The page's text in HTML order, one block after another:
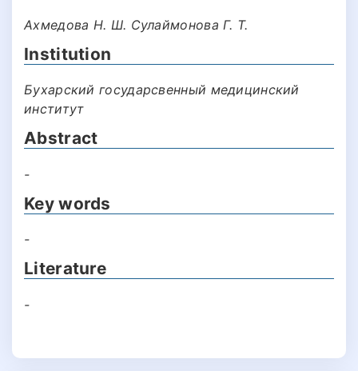
Ахмедова Н. Ш. Сулаймонова Г. Т.
Institution
Бухарский государсвенный медицинский
институт
Abstract
-
Key words
-
Literature
-